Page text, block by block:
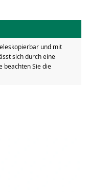
und mit
sich durch eine
beachten Sie die